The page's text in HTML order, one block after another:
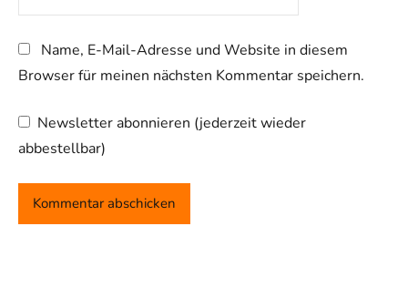
Name, E-Mail-Adresse und Website in diesem
Browser für meinen nächsten Kommentar speichern.
Newsletter abonnieren (jederzeit wieder
abbestellbar)